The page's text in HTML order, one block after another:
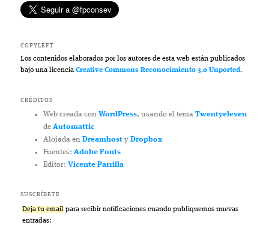
COPYLEFT
Los contenidos elaborados por los autores de esta web están publicados
bajo una licenciaCreative Commons Reconocimiento 3.0 Unported.
CRÉDITOS
Web creada con WordPress, usando el tema Twentyeleven
de Automattic
Alojada en Dreamhosty Dropbox
Fuentes: Adobe Fonts
Editor: Vicente Parrilla
SUSCRÍBETE
Deja tu email para recibir notificaciones cuando publiquemos nuevas
entradas: